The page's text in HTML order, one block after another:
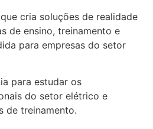
cria soluções de realidade
de ensino, treinamento e
para empresas do setor
para estudar os
do setor elétrico e
de treinamento.